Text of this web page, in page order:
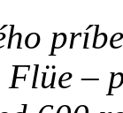
Flüe –